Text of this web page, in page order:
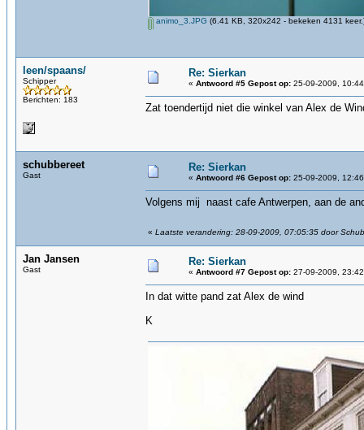
animo_3.JPG (6.41 KB, 320x242 - bekeken 4131
leen/spaans/
Schipper
Berichten: 183
Re: Sierkan
« Antwoord #5 Gepost op: 25-09-2009,
Zat toendertijd niet die winkel van Alex de
schubbereet
Gast
Re: Sierkan
« Antwoord #6 Gepost op: 25-09-2009,
Volgens mij naast cafe Antwerpen, aan de
« Laatste verandering: 28-09-2009, 07:05:35 door Schub
Jan Jansen
Gast
Re: Sierkan
« Antwoord #7 Gepost op: 27-09-2009,
In dat witte pand zat Alex de wind
K